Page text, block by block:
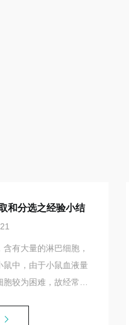
和分选之经验小结
有大量的淋巴细胞，
鼠中，由于小鼠血液量
较为困难，故经常需
老师在Biomaterials